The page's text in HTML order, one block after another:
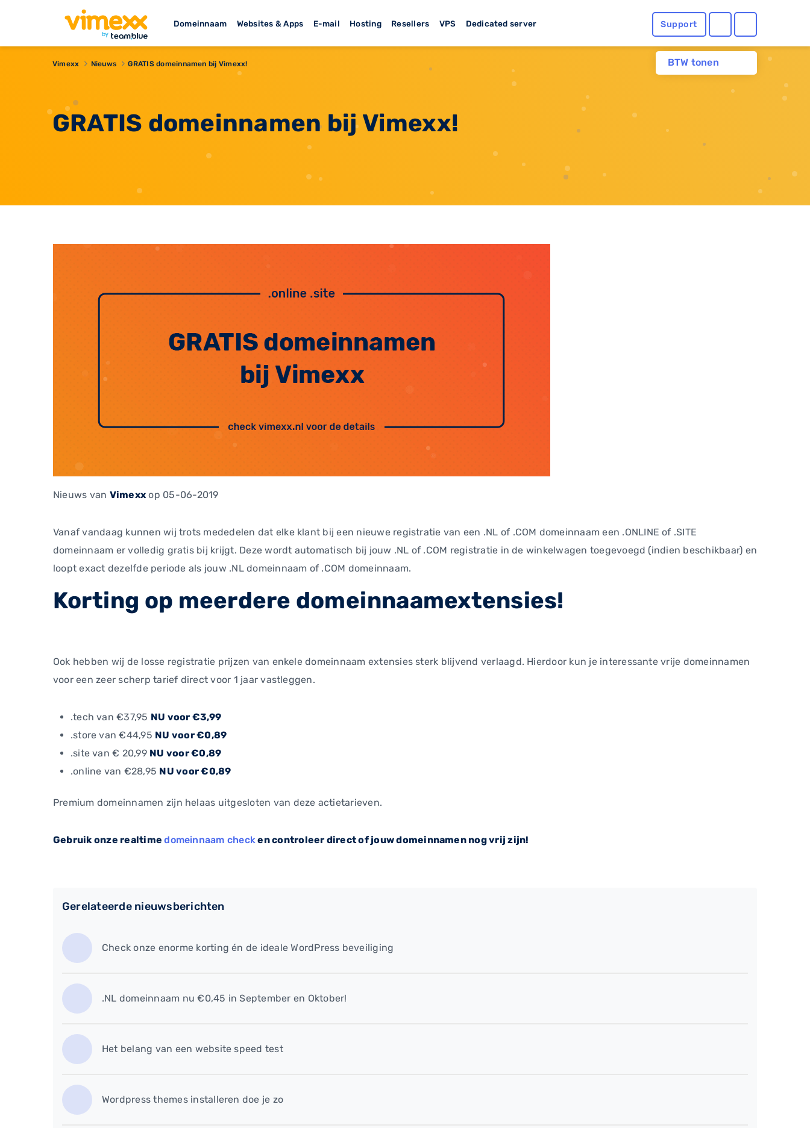
Domeinnaam Websites & Apps E-mail Hosting Resellers VPS Dedicated server Support
BTW tonen
Vimexx Nieuws GRATIS domeinnamen bij Vimexx!
GRATIS domeinnamen bij Vimexx!
Nieuws van Vimexx op 05-06-2019
Vanaf vandaag kunnen wij trots mededelen dat elke klant bij een nieuwe registratie van een .NL of .COM domeinnaam een .ONLINE of .SITE
domeinnaam er volledig gratis bij krijgt. Deze wordt automatisch bij jouw .NL of .COM registratie in de winkelwagen toegevoegd (indien beschikbaar) en
loopt exact dezelfde periode als jouw .NL domeinnaam of .COM domeinnaam.
Korting op meerdere domeinnaamextensies!
Ook hebben wij de losse registratie prijzen van enkele domeinnaam extensies sterk blijvend verlaagd. Hierdoor kun je interessante vrije domeinnamen
voor een zeer scherp tarief direct voor 1 jaar vastleggen.
.tech van €37,95 NU voor €3,99
.store van €44,95 NU voor €0,89
.site van € 20,99 NU voor €0,89
.online van €28,95 NU voor €0,89
Premium domeinnamen zijn helaas uitgesloten van deze actietarieven.
Gebruik onze realtimedomeinnaam checken controleer direct of jouw domeinnamen nog vrij zijn!
Gerelateerde nieuwsberichten
Check onze enorme korting én de ideale WordPress beveiliging
.NL domeinnaam nu €0,45 in September en Oktober!
Het belang van een website speed test
Wordpress themes installeren doe je zo